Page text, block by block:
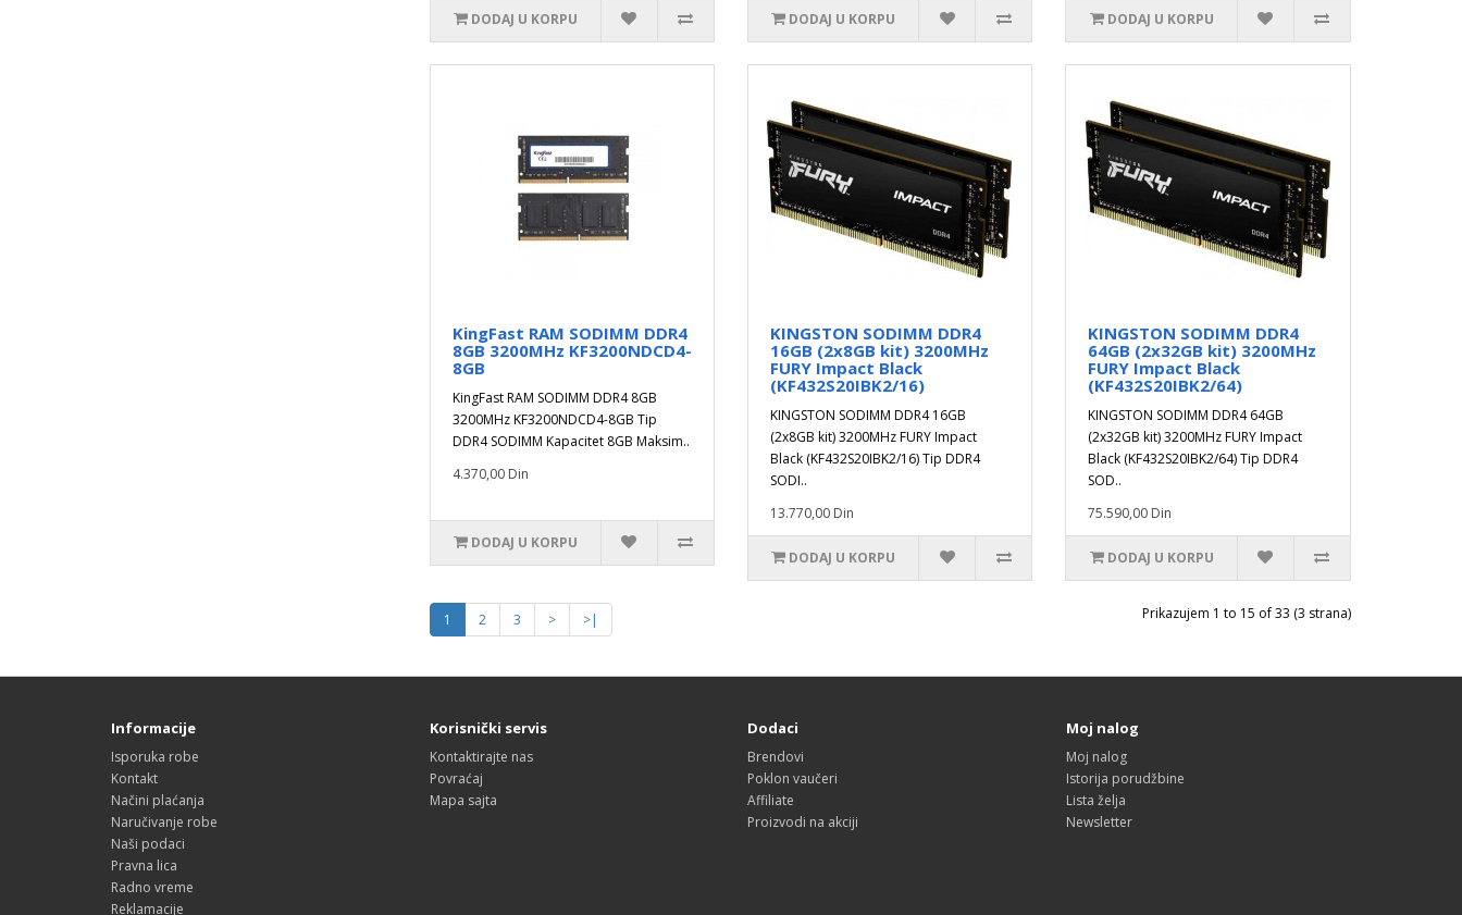
DODAJ U KORPU DODAJ U KORPU DODAJ U KORPU
KingFast RAM SODIMM DDR4
8GB 3200MHz KF3200NDCD4-
8GB
KingFast RAM SODIMM DDR4 8GB
3200MHz KF3200NDCD4-8GB Tip
DDR4 SODIMM Kapacitet 8GB Maksim..
4.370,00 Din
DODAJ U KORPU
KINGSTON SODIMM DDR4
16GB (2x8GB kit) 3200MHz
FURY Impact Black
(KF432S20IBK2/16)
KINGSTON SODIMM DDR4 16GB
(2x8GB kit) 3200MHz FURY Impact
Black (KF432S20IBK2/16) Tip DDR4
SODI..
13.770,00 Din
DODAJ U KORPU
KINGSTON SODIMM DDR4
64GB (2x32GB kit) 3200MHz
FURY Impact Black
(KF432S20IBK2/64)
KINGSTON SODIMM DDR4 64GB
(2x32GB kit) 3200MHz FURY Impact
Black (KF432S20IBK2/64) Tip DDR4
SOD..
75.590,00 Din
DODAJ U KORPU
1 2 3 > >| Prikazujem 1 to 15 of 33 (3 strana)
Informacije
Isporuka robe
Kontakt
Načini plaćanja
Naručivanje robe
Naši podaci
Pravna lica
Radno vreme
Reklamacije
Korisnički servis
Kontaktirajte nas
Povraćaj
Mapa sajta
Dodaci
Brendovi
Poklon vaučeri
Affiliate
Proizvodi na akciji
Moj nalog
Moj nalog
Istorija porudžbine
Lista želja
Newsletter